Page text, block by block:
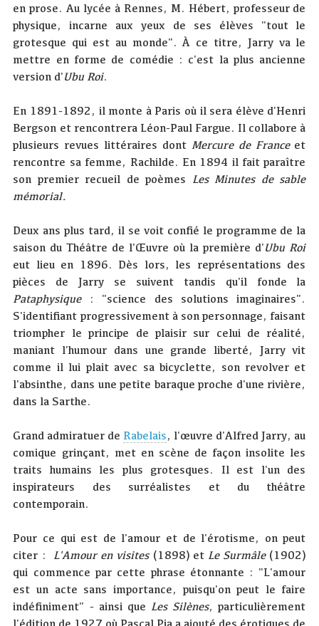
en prose. Au lycée à Rennes, M. Hébert, professeur de
physique, incarne aux yeux de ses élèves "tout le
grotesque qui est au monde". À ce titre, Jarry va le
mettre en forme de comédie : c'est la plus ancienne
version d'Ubu Roi.
En 1891-1892, il monte à Paris où il sera élève d'Henri
Bergson et rencontrera Léon-Paul Fargue. Il collabore à
plusieurs revues littéraires dont Mercure de Franceet
rencontre sa femme, Rachilde. En 1894 il fait paraître
son premier recueil de poèmes
Les Minutes de sable
mémorial.
Deux ans plus tard, il se voit confié le programme de la
saison du Théâtre de l'Œuvre où la première d'Ubu Roi
eut lieu en 1896. Dès lors, les représentations des
pièces de Jarry se suivent tandis qu'il fonde la
Pataphysique: "science des solutions imaginaires".
S'identifiant progressivement à son personnage, faisant
triompher le principe de plaisir sur celui de réalité,
maniant l'humour dans une grande liberté, Jarry vit
comme il lui plait avec sa bicyclette, son revolver et
l'absinthe, dans une petite baraque proche d'une rivière,
dans la Sarthe.
Grand admiratuer de Rabelais, l'œuvre d'Alfred Jarry, au
comique grinçant, met en scène de façon insolite les
traits humains les plus grotesques. Il est l'un des
inspirateurs des surréalistes et du théâtre
contemporain.
Pour ce qui est de l'amour et de l'érotisme, on peut
citer :
L'Amour en visites(1898) et Le Surmâle(1902)
qui commence par cette phrase étonnante : "L'amour
est un acte sans importance, puisqu'on peut le faire
indéfiniment" - ainsi que Les Silènes, particulièrement
l'édition de 1927 où Pascal Pia a ajouté des érotiques de